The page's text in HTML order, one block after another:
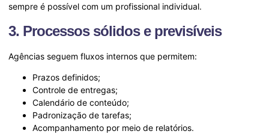
sempre é possível com um profissional individual.
3. Processos sólidos e previsíveis
Agências seguem fluxos internos que permitem:
Prazos definidos;
Controle de entregas;
Calendário de conteúdo;
Padronização de tarefas;
Acompanhamento por meio de relatórios.